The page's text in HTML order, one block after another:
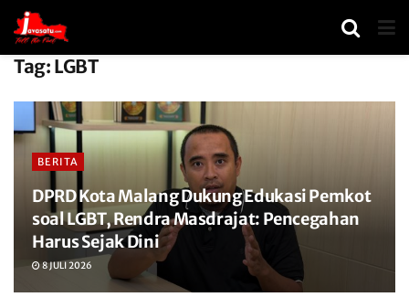
Tag: LGBT
BERITA
DPRD Kota Malang Dukung Edukasi Pemkot
soal LGBT, Rendra Masdrajat: Pencegahan
Harus Sejak Dini
8 JULI 2026